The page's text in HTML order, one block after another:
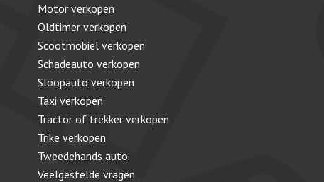
Motor verkopen
Oldtimer verkopen
Scootmobiel verkopen
Schadeauto verkopen
Sloopauto verkopen
Taxi verkopen
Tractor of trekker verkopen
Trike verkopen
Tweedehands auto
Veelgestelde vragen